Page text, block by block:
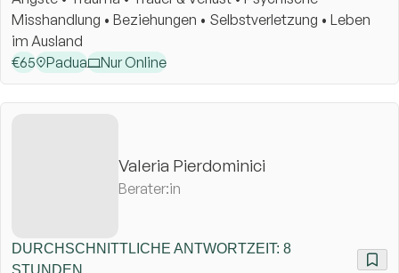
Misshandlung • Beziehungen • Selbstverletzung • Leben
im Ausland
€65 Padua Nur Online
Valeria Pierdominici
Berater:in
DURCHSCHNITTLICHE ANTWORTZEIT: 8
STUNDEN